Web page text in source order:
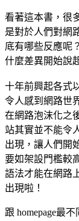
看著這本書，很
是對於人們對網
底有哪些反應呢
什麼差異開始說
十年前興起各式
令人感到網路世
在網路泡沫化之
站其實並不能令
出現，讓人們開
要如架設門檻較
語法才能在網路
出現啦！
跟 homepage最